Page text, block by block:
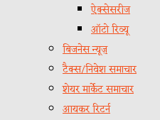
ऐक्सेसरीज
ऑटो रिव्यू
बिजनेस न्यूज़
टैक्स/निवेश समाचार
शेयर मार्केट समाचार
आयकर रिटर्न